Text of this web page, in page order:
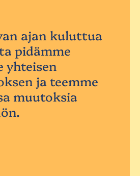
ajan kuluttua
pidämme
yhteisen
ja teemme
muutoksia